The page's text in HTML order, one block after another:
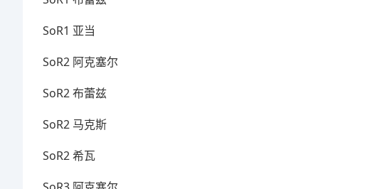
SoR1 亚当
SoR2 阿克塞尔
SoR2 布蕾兹
SoR2 马克斯
SoR2 希瓦